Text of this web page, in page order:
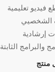
فيديو تعليمية
الشخصيي
إرشادية
والبرامج الثابتة
منتج